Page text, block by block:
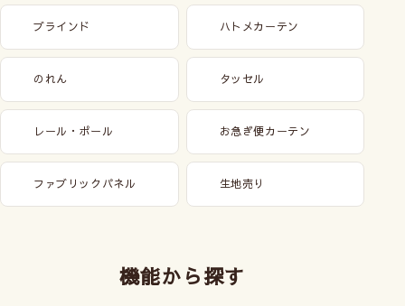
ブラインド ハトメカーテン
のれん タッセル
レール・ポール お急ぎ便カーテン
ファブリックパネル 生地売り
機能から探す